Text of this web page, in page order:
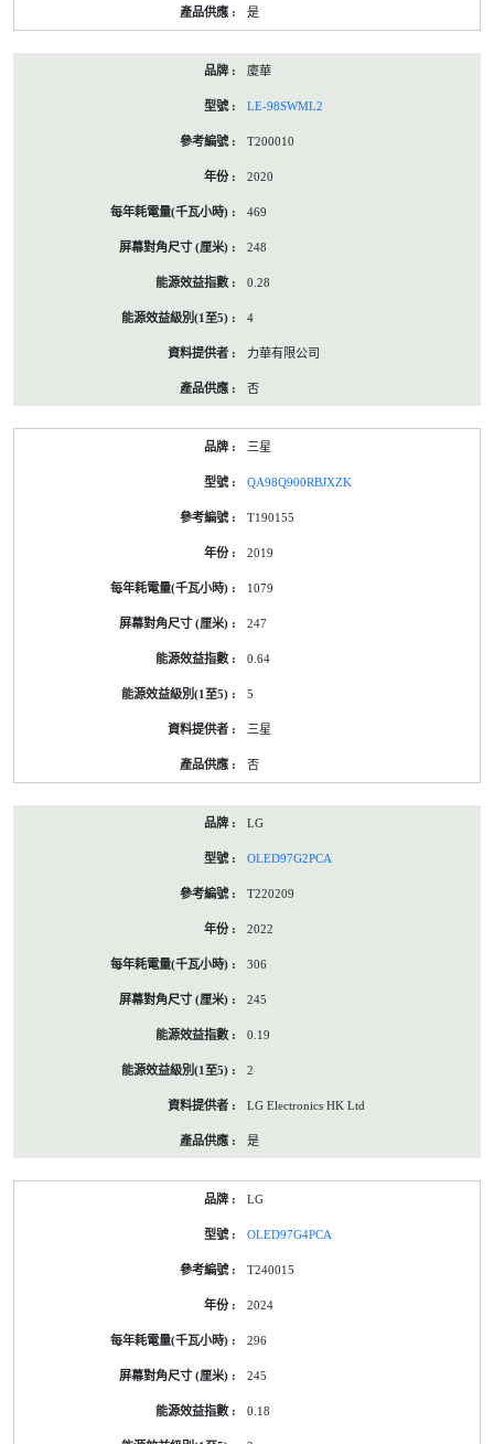
是
廈華
LE-98SWML2
T200010
2020
469
248
0.28
4
力華有限公司
否
三星
QA98Q900RBJXZK
T190155
2019
1079
247
0.64
5
三星
否
LG
OLED97G2PCA
T220209
2022
306
245
0.19
2
LG Electronics HK Ltd
是
LG
OLED97G4PCA
T240015
2024
296
245
0.18